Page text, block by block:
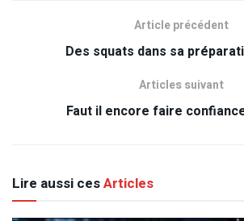
Article précédent
Des squats dans sa
Articles suivant
Faut il encore faire
Lire aussi cesArticles